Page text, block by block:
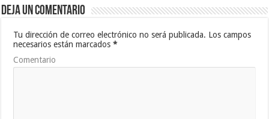
Deja un comentario
Tu dirección de correo electrónico no será publicada. Los campos
necesarios están marcados*
Comentario